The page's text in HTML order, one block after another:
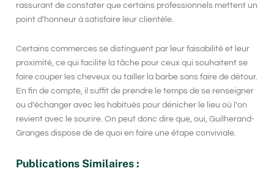
rassurant de constater que certains professionnels mettent un
point d’honneur à satisfaire leur clientèle.
Certains commerces se distinguent par leur faisabilité et leur
proximité, ce qui facilite la tâche pour ceux qui souhaitent se
faire couper les cheveux ou tailler la barbe sans faire de détour.
En fin de compte, il suffit de prendre le temps de se renseigner
ou d’échanger avec les habitués pour dénicher le lieu où l’on
revient avec le sourire. On peut donc dire que, oui, Guilherand-
Granges dispose de de quoi en faire une étape conviviale
Publications Similaires :